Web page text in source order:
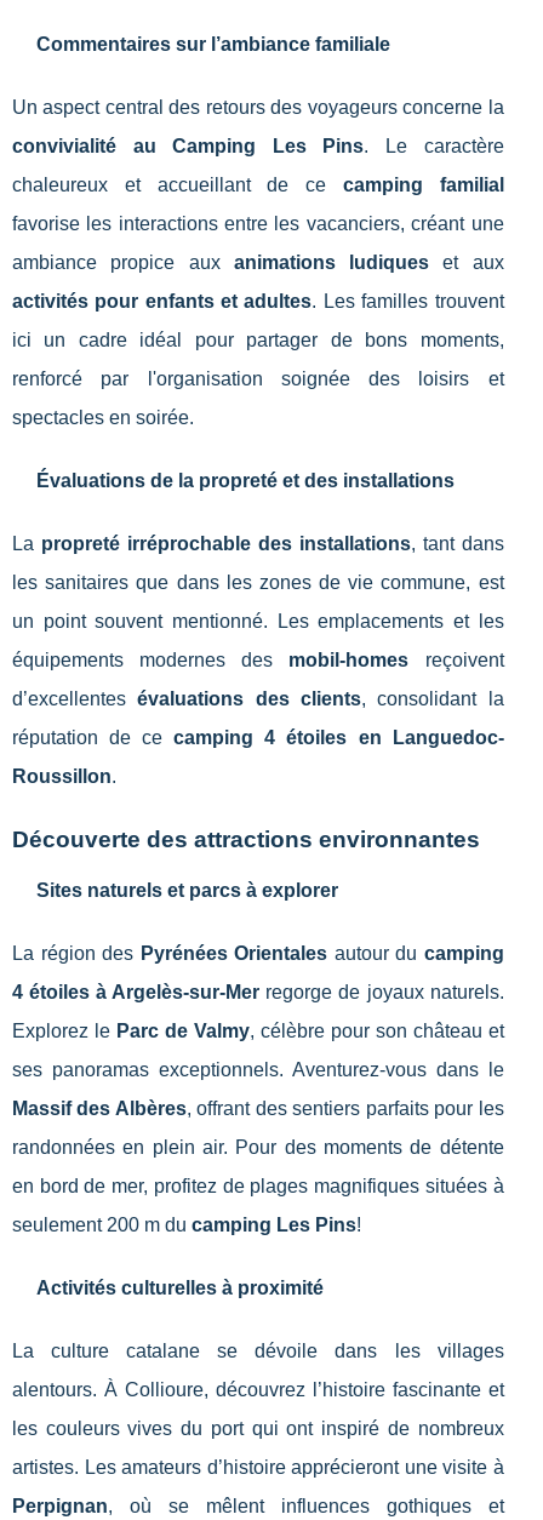
Commentaires sur l’ambiance familiale
Un aspect central des retours des voyageurs concerne la
convivialité au Camping Les Pins. Le caractère
chaleureux et accueillant de ce camping familial
favorise les interactions entre les vacanciers, créant une
ambiance propice aux animations ludiques et aux
activités pour enfants et adultes. Les familles trouvent
ici un cadre idéal pour partager de bons moments,
renforcé par l'organisation soignée des loisirs et
spectacles en soirée.
Évaluations de la propreté et des installations
La propreté irréprochable des installations, tant dans
les sanitaires que dans les zones de vie commune, est
un point souvent mentionné. Les emplacements et les
équipements modernes des mobil-homes reçoivent
d’excellentesévaluations des clients, consolidant la
réputation de cecamping 4 étoiles en Languedoc-
Roussillon.
Découverte des attractions environnantes
Sites naturels et parcs à explorer
La région des Pyrénées Orientales autour du camping
4 étoiles à Argelès-sur-Mer regorge de joyaux naturels.
Explorez le Parc de Valmy, célèbre pour son château et
ses panoramas exceptionnels. Aventurez-vous dans le
Massif des Albères, offrant des sentiers parfaits pour les
randonnées en plein air. Pour des moments de détente
en bord de mer, profitez de plages magnifiques situées à
seulement 200 m du camping Les Pins!
Activités culturelles à proximité
La culture catalane se dévoile dans les villages
alentours. À Collioure, découvrez l’histoire fascinante et
les couleurs vives du port qui ont inspiré de nombreux
artistes. Les amateurs d’histoire apprécieront une visite à
Perpignan, où se mêlent influences gothiques et